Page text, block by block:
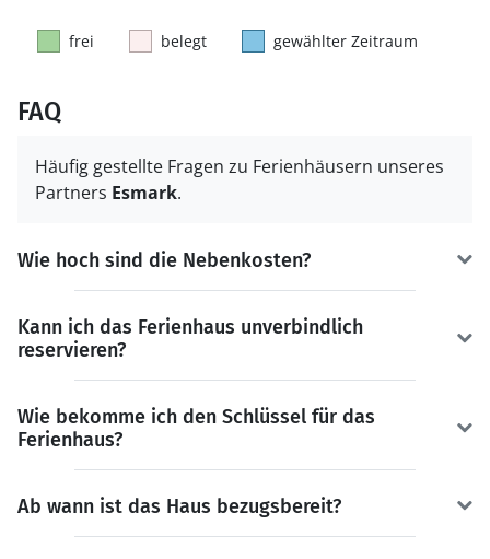
frei belegt gewählter Zeitraum
FAQ
Häufig gestellte Fragen zu Ferienhäusern unseres
Partners Esmark.
Wie hoch sind die Nebenkosten?
Kann ich das Ferienhaus unverbindlich
reservieren?
Wie bekomme ich den Schlüssel für das
Ferienhaus?
Ab wann ist das Haus bezugsbereit?